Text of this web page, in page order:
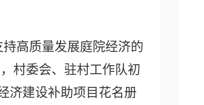
高质量发展庭院经济的
村委会、驻村工作队初
济建设补助项目花名册